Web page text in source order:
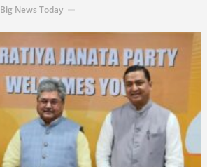
Big News Today